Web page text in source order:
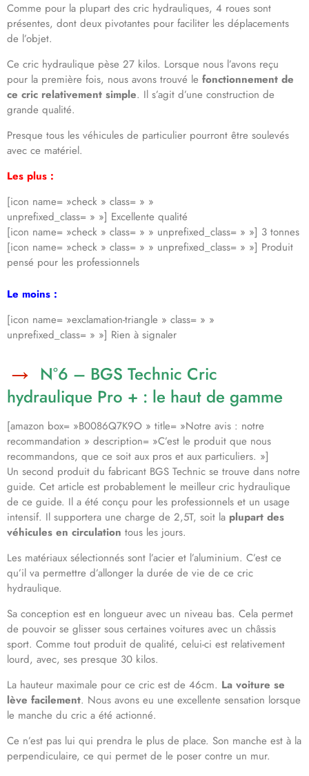
Comme pour la plupart des cric hydrauliques, 4 roues sont
présentes, dont deux pivotantes pour faciliter les déplacements
de l’objet.
Ce cric hydraulique pèse 27 kilos. Lorsque nous l’avons reçu
pour la première fois, nous avons trouvé le fonctionnement de
ce cric relativement simple. Il s’agit d’une construction de
grande qualité.
Presque tous les véhicules de particulier pourront être soulevés
avec ce matériel.
Les plus :
[icon name= »check » class= » »
unprefixed_class= » »] Excellente qualité
[icon name= »check » class= » » unprefixed_class= » »] 3 tonnes
[icon name= »check » class= » » unprefixed_class= » »] Produit
pensé pour les professionnels
Le moins :
[icon name= »exclamation-triangle » class= » »
unprefixed_class= » »] Rien à signaler
N°6 – BGS Technic Cric
hydraulique Pro + : le haut de gamme
[amazon box= »B0086Q7K9O » title= »Notre avis : notre
recommandation » description= »C’est le produit que nous
recommandons, que ce soit aux pros et aux particuliers. »]
Un second produit du fabricant BGS Technic se trouve dans notre
guide. Cet article est probablement le meilleur cric hydraulique
de ce guide. Il a été conçu pour les professionnels et un usage
intensif. Il supportera une charge de 2,5T, soit la plupart des
véhicules en circulation tous les jours.
Les matériaux sélectionnés sont l’acier et l’aluminium. C’est ce
qu’il va permettre d’allonger la durée de vie de ce cric
hydraulique.
Sa conception est en longueur avec un niveau bas. Cela permet
de pouvoir se glisser sous certaines voitures avec un châssis
sport. Comme tout produit de qualité, celui-ci est relativement
lourd, avec, ses presque 30 kilos.
La hauteur maximale pour ce cric est de 46cm. La voiture se
lève facilement. Nous avons eu une excellente sensation lorsque
le manche du cric a été actionné.
Ce n’est pas lui qui prendra le plus de place. Son manche est à la
perpendiculaire, ce qui permet de le poser contre un mur.